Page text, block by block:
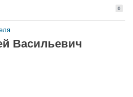
0
Васильевич